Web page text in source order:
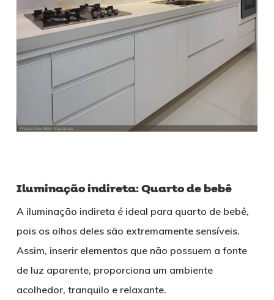
Iluminação indireta: Quarto de bebê
A iluminação indireta é ideal para quarto de bebê,
pois os olhos deles são extremamente sensíveis.
Assim, inserir elementos que não possuem a fonte
de luz aparente, proporciona um ambiente
acolhedor, tranquilo e relaxante.